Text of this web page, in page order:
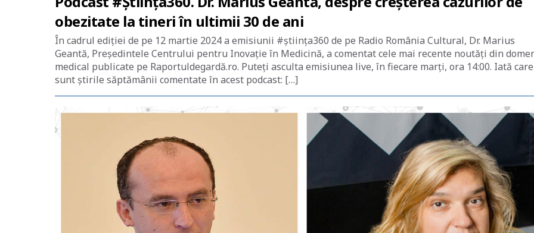
obezitate la tineri în ultimii 30 de ani
În cadrul ediției de pe 12 martie 2024 a emisiunii #știința360 de pe Radio România Cultural, Dr. Marius
Geantă, Președintele Centrului pentru Inovație în Medicină, a comentat cele mai recente noutăți din
medical publicate pe Raportuldegardă.ro. Puteți asculta emisiunea live, în fiecare marți, ora 14:00. Iată care
sunt știrile săptămânii comentate în acest podcast: […]